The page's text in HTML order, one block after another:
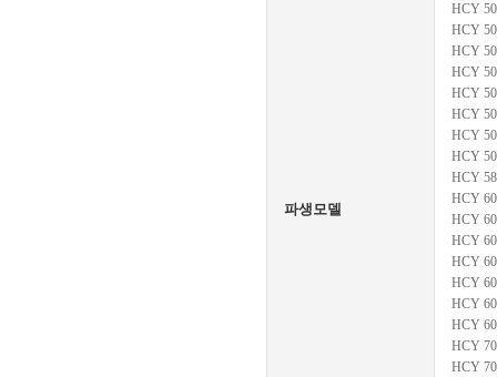
파생모델
HCY
HCY
HCY
HCY
HCY
HCY
HCY
HCY
HCY
HCY
HCY
HCY
HCY
HCY
HCY
HCY
HCY
HCY